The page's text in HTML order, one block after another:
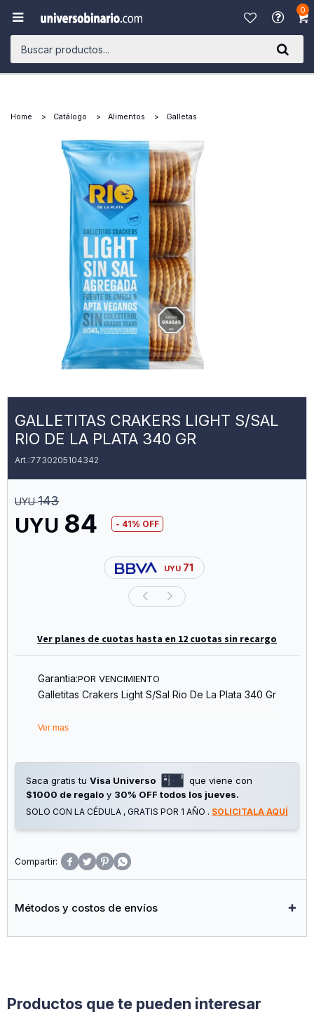
0

Home Catálogo Alimentos Galletas
GALLETITAS CRAKERS LIGHT S/SAL
RIO DE LA PLATA 340 GR
7730205104342
UYU 84
UYU 143
41
UYU 71
Ver planes de cuotas hasta en 12 cuotas sin recargo
Garantia:POR VENCIMIENTO
Galletitas Crakers Light S/Sal Rio De La Plata 340 Gr
Ver mas
Saca gratis tu Visa Universo
que viene con
$1000 de regalo y 30% OFF todos los jueves.
SOLO CON LA CÉDULA , GRATIS POR 1 AÑO . SOLICITALA AQUÍ
   
Métodos y costos de envíos
Productos que te pueden interesar